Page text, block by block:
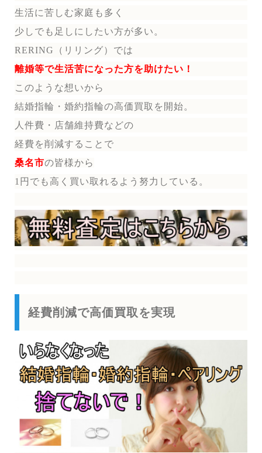
生活に苦しむ家庭も多く
少しでも足しにしたい方が多い。
RERING（リリング）では
離婚等で生活苦になった方を助けたい！
このような想いから
結婚指輪・婚約指輪の高価買取を開始。
人件費・店舗維持費などの
経費を削減することで
桑名市の皆様から
1円でも高く買い取れるよう努力している。
経費削減で高価買取を実現